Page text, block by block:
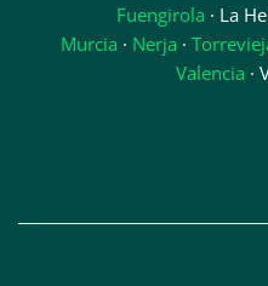
Fuengirola · La
Murcia · Nerja ·
Valencia ·